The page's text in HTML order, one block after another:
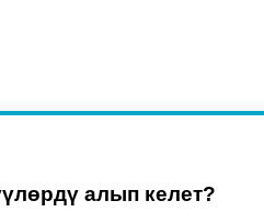
алып келет?